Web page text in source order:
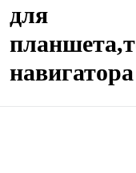
для
навигатора